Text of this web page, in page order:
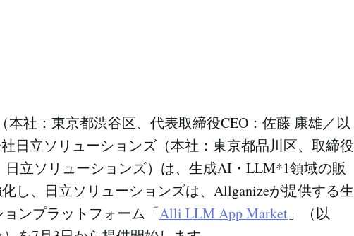
本社：東京都渋谷区、代表取締役CEO：佐藤 康雄／以
日立ソリューションズ（本社：東京都品川区、取締役
立ソリューションズ）は、生成AI・LLM*1領域の販
し、日立ソリューションズは、Allganizeが提供する生
ンプラットフォーム「Alli LLM App Market 」（以